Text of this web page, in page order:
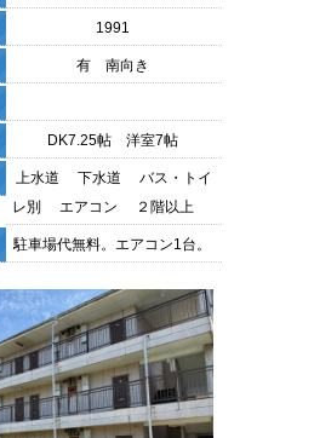
1991
有 南向き
DK7.25帖 洋室7帖
上水道 下水道 バス・トイ
レ別 エアコン ２階以上
駐車場代無料。エアコン1台。